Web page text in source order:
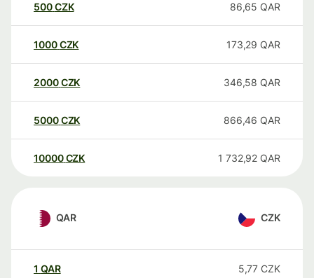
500CZK 86,65 QAR
1000CZK 173,29 QAR
2000CZK 346,58 QAR
5000CZK 866,46 QAR
10000 CZK 1 732,92 QAR
QAR CZK
1 QAR 5,77 CZK